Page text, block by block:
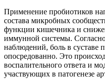
Применение пробиотиков
состава микробных
функции кишечника и
иммунной системы.
наблюдений, боль в суставе
опосредованно. Это
воспалительного ответа и
участвующих в патогенезе